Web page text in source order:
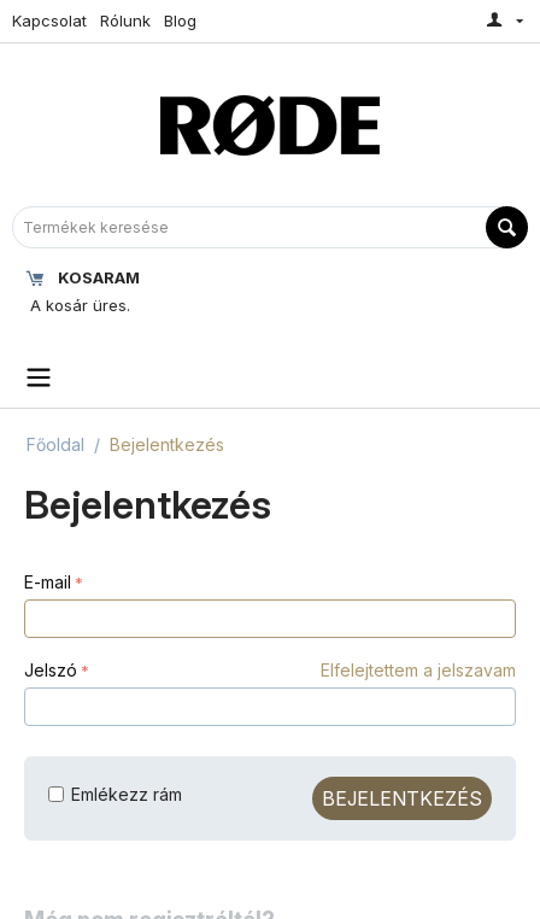
Kapcsolat Rólunk Blog
KOSARAM
A kosár üres.
Főoldal / Bejelentkezés
Bejelentkezés
E-mail
Jelszó Elfelejtettem a jelszavam
BEJELENTKEZÉS
Emlékezz rám